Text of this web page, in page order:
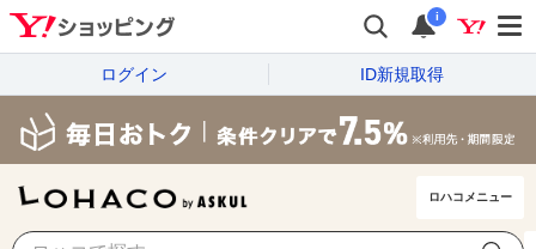
i
ログイン ID新規取得
ロハコメニュー